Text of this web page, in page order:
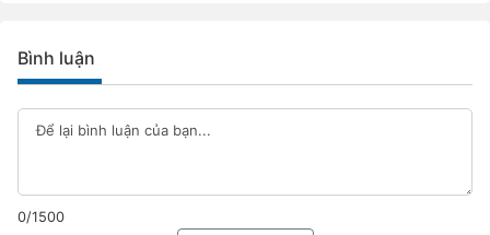
Bình luận
0/1500